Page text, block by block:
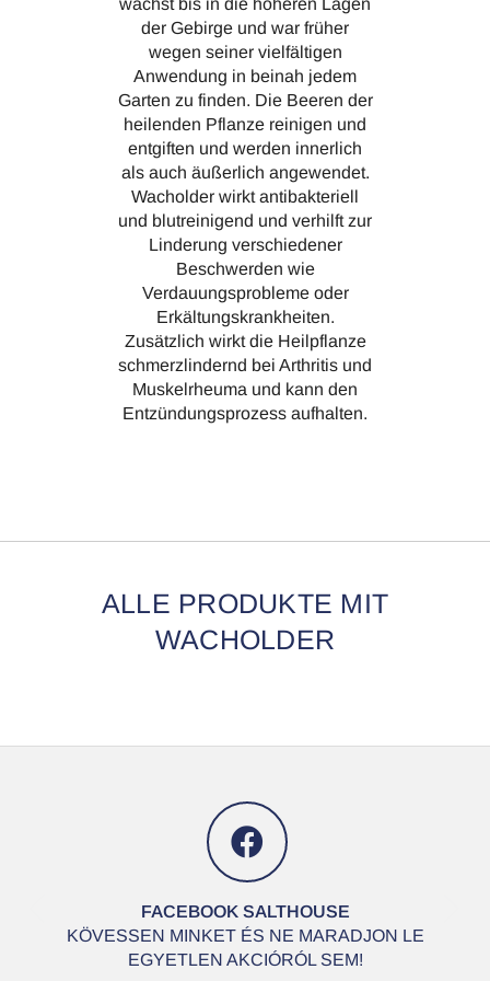
der Gebirge und war früher
wegen seiner vielfältigen
Anwendung in beinah jedem
Garten zu finden. Die Beeren der
heilenden Pflanze reinigen und
entgiften und werden innerlich
als auch äußerlich angewendet.
Wacholder wirkt antibakteriell
und blutreinigend und verhilft zur
Linderung verschiedener
Beschwerden wie
Verdauungsprobleme oder
Erkältungskrankheiten.
Zusätzlich wirkt die Heilpflanze
schmerzlindernd bei Arthritis und
Muskelrheuma und kann den
Entzündungsprozess aufhalten.
ALLE PRODUKTE MIT
WACHOLDER
FACEBOOK SALTHOUSE
KÖVESSEN MINKET ÉS NE MARADJON LE
EGYETLEN AKCIÓRÓL SEM!